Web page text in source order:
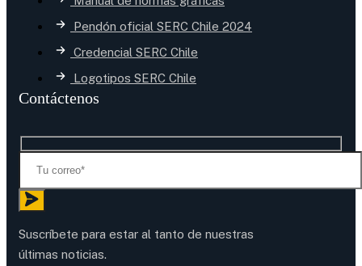
Pendón oficial SERC Chile 2024
Credencial SERC Chile
Logotipos SERC Chile
Contáctenos
Suscríbete para estar al tanto de nuestras
últimas noticias.